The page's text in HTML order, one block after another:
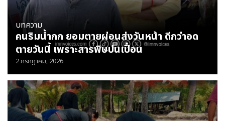
บทความ
คนริมน้ำกก ยอมตายผ่อนส่งวันหน้า ดีกว่าอด
ตายวันนี้ เพราะสารพิษปนเปื้อน
2 กรกฎาคม, 2026